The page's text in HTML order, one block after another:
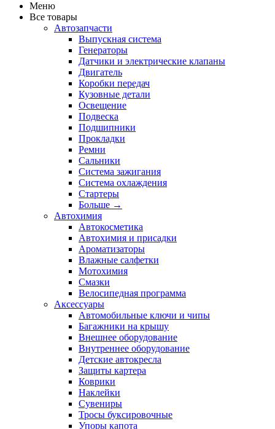
Меню
Все товары
Автозапчасти
Выпускная система
Генераторы
Датчики и электрические клапаны
Двигатель
Коробки передач
Кузовные детали
Освещение
Подвеска
Подшипники
Прокладки
Ремни
Сальники
Система зажигания
Система охлаждения
Стартеры
Больше →
Автохимия
Автокосметика
Автохимия и присадки
Ароматизаторы
Влажные салфетки
Мотохимия
Смазки
Велосипедная программа
Аксессуары
Автомобильные ключи и чипы
Багажники на крышу
Внешнее оборудование
Внутреннее оборудование
Детские автокресла
Защиты картера
Коврики
Наклейки
Сувениры
Тросы буксировочные
Упоры капота